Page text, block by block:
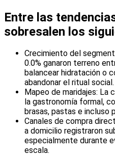
Entre las
sobresalen los
Crecimiento del
0.0% ganaron terreno
balancear hidratación o
abandonar el ritual social.
Mapeo de maridajes: La
la gastronomía formal,
brasas, pastas e incluso
Canales de compra
a domicilio registraron
especialmente durante
escala.